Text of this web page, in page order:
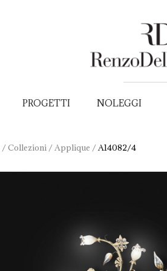
PROGETTI NOLEGGI
/Collezioni /Applique /A14082/4